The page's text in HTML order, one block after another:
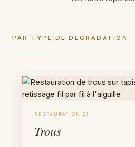
PAR TYPE DE DÉGRADATION
RESTAURATION 01
Trous